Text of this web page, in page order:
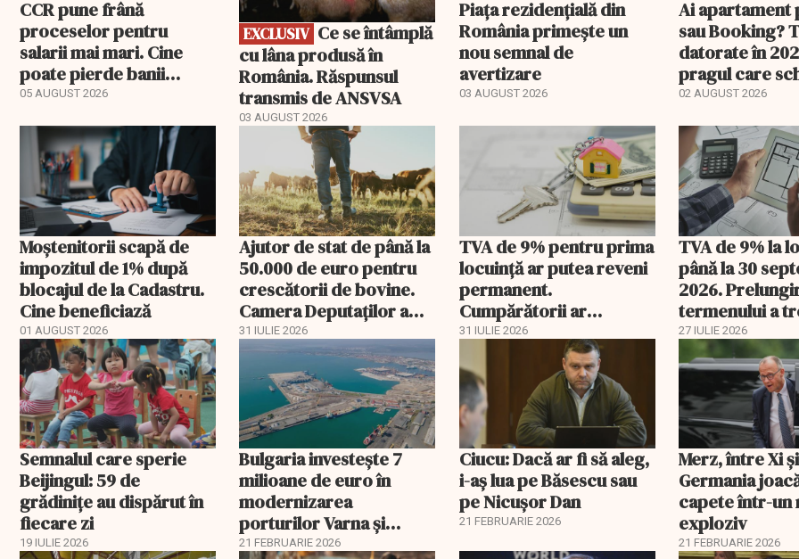
CCR pune frână
proceselor pentru
salarii mai mari. Cine
poate pierde banii
ceruți statului
05 AUGUST 2026
EXCLUSIV
cu lâna produsă în
România. Răspunsul
transmis de ANSVSA
03 AUGUST 2026
Piața rezidențială din
România primește un
nou semnal de
avertizare
03 AUGUST 2026
Ai apartament
sau Booking?
datorate în
pragul care
regimul fiscal
02 AUGUST 2026
Moștenitorii scapă de
impozitul de 1% după
blocajul de la Cadastru.
Cine beneficiază
01 AUGUST 2026
Ajutor de stat de până la
50.000 de euro pentru
crescătorii de bovine.
Camera Deputaților a
aprobat schema
31 IULIE 2026
TVA de 9% pentru prima
locuință ar putea reveni
permanent.
Cumpărătorii ar
economisi zeci de mii de
31 IULIE 2026
TVA de 9% la
până la 30
2026.
termenului a
comisia din
27 IULIE 2026
Semnalul care sperie
Beijingul: 59 de
grădinițe au dispărut în
fiecare zi
19 IULIE 2026
Bulgaria investește 7
milioane de euro în
modernizarea
porturilor Varna și
Burgas
21 FEBRUARIE 2026
Ciucu: Dacă ar fi să aleg,
i-aș lua pe Băsescu sau
pe Nicușor Dan
21 FEBRUARIE 2026
Merz, între Xi
Germania
capete într-un
exploziv
21 FEBRUARIE 2026